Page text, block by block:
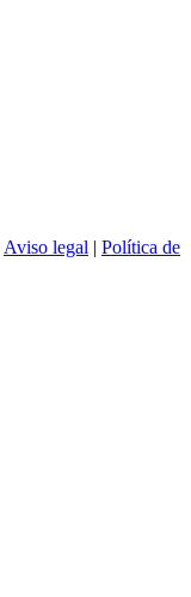
Aviso legal | Política de